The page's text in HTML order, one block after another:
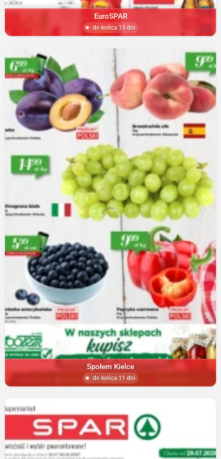
EuroSPAR
do końca 13 dni
Społem Kielce
do końca 11 dni